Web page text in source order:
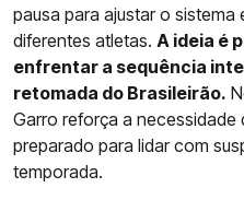
pausa para ajustar o sistema
diferentes atletas. A ideia é
enfrentar a sequência
retomada do Brasileirão.
Garro reforça a necessidade
preparado para lidar com
temporada.